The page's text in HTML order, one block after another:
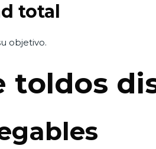
total
objetivo.
toldos